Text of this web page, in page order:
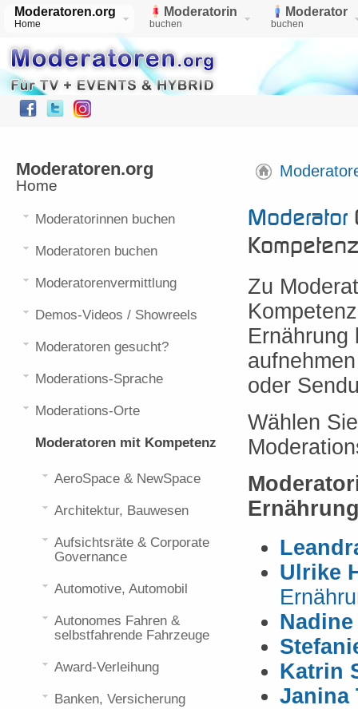
Moderatoren.org
Home
Moderatorin
buchen
Moderator
buchen
Moderator
Kompetenz
Zu
Ernährung
oder
Wählen
Ulrike
Katrin
Janina
Moderatoren.org
Home
Moderatorinnen buchen
Moderatoren buchen
Moderatorenvermittlung
Demos-Videos / Showreels
Moderatoren gesucht?
Moderations-Sprache
Moderations-Orte
Moderatoren mit Kompetenz
AeroSpace & NewSpace
Architektur, Bauwesen
Aufsichtsräte & Corporate
Governance
Automotive, Automobil
Autonomes Fahren &
selbstfahrende Fahrzeuge
Award-Verleihung
Banken, Versicherung